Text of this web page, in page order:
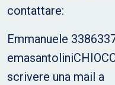
contattare:
Emmanuele
scrivere una mail a